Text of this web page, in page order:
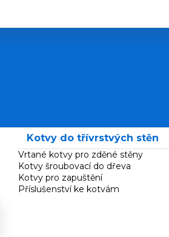
Kotvy do třívrstvých stěn
Vrtané kotvy pro zděné stěny
Kotvy šroubovací do dřeva
Kotvy pro zapuštění
Příslušenství ke kotvám